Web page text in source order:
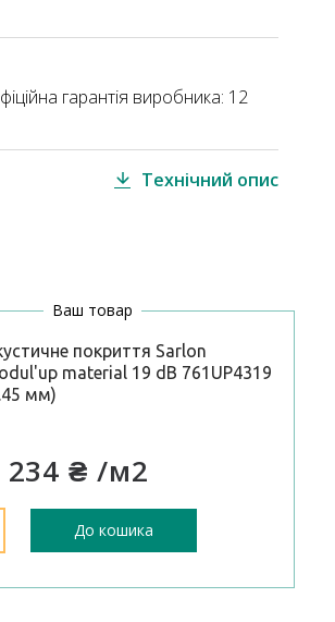
гарантія виробника: 12
Технічний опис
Ваш товар
покриття Sarlon
material 19 dB 761UP4319
мм)
234 ₴/м2
До кошика